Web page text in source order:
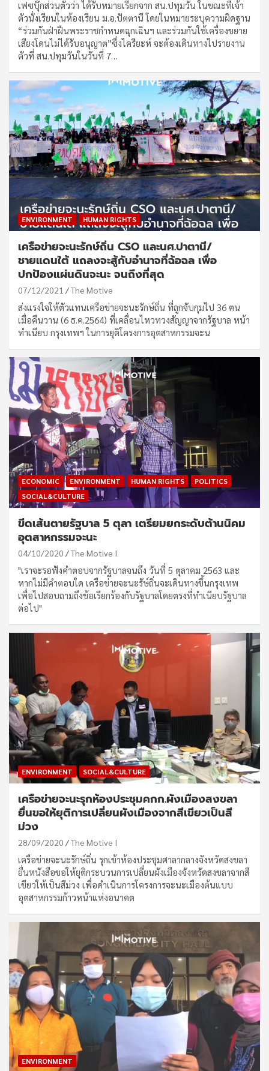
เฟซบุ๊กส่วนตัวว่า ได้รับหมายเรียกจาก สน.ปทุมวัน ในขณะที่เจ้า
ตัวนั่งเรียนในห้องเรียน ม.อ.ปัตตานี โดยในหมายระบุความผิดฐาน
“ร่วมกันฝ่าฝืนพระราชกำหนดฉุกเฉินฯ และร่วมกันใช้เครื่องขยาย
เสียงโดนไม่ได้รับอนุญาต”ซึ่งไครียะห์ จะต้องเดินทางไปรายงาน
ตัวที่ สน.ปทุมวันในวันที่ 7…
ENVIRONMENT HUMAN RIGHTS
เครือข่ายจะนะรักษ์ถิ่น CSO และนศ.ปาตานี/
ชายแดนใต้ แถลงจะสู้กับอำนาจที่ฉ้อฉล เพื่อ
ปกป้องแผ่นดินจะนะ จนถึงที่สุด
07/12/2021 The Motive
ส่งแรงใจให้ตัวแทนเครือข่ายจะนะรักษ์ถิ่น ที่ถูกจับกุมไป 36 ฅน
เมื่อคืนวาน (6 ธ.ค.2564) ที่เคลื่อนไหวทวงสัญญาจากรัฐบาล หน้า
ทำเนียบ กรุงเทพฯ ในการยุติโครงการอุตสาหกรรมจะน
ECONOMIC ENVIRONMENT HUMAN RIGHTS
POLITICS
SOCIAL&CULTURE
ขีดเส้นตายรัฐบาล 5 ตุลา เตรียมยกระดับต้านนิคม
อุตสาหกรรมจะนะ
04/10/2020 The Motive I
"เราจะรอฟังคำตอบจากรัฐบาลจนถึง วันที่ 5 ตุลาคม 2563 และ
หากไม่มีคำตอบใด เครือข่ายจะนะรัษ์ถิ่นจะเดินทางขึ้นกรุงเทพ
เพื่อไปสอบถามถึงข้อเรียกร้องกับรัฐบาลโดยตรงที่ทำเนียบรัฐบาล
ต่อไป"
ENVIRONMENT SOCIAL&CULTURE
เครือข่ายจะนะรุกห้องประชุมคกก.ผังเมืองสงขลา
ยื่นขอให้ยุติการเปลี่ยนผังเมืองจากสีเขียวเป็นสี
ม่วง
28/09/2020 The Motive I
เครือข่ายจะนะรักษ์ถิ่น รุกเข้าห้องประชุมศาลากลางจังหวัดสงขลา
ยื่นหนังสือขอให้ยุติกระบวนการเปลี่ยนผังเมืองจังหวัดสงขลาจากสี
เขียวให้เป็นสีม่วง เพื่อดำเนินการโครงการจะนะเมืองต้นแบบ
อุตสาหกรรมก้าวหน้าแห่งอนาคต
ENVIRONMENT